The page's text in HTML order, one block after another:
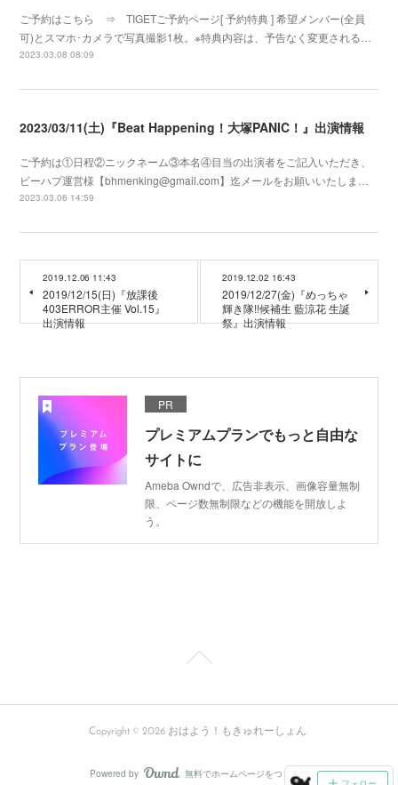
ご予約はこちら ⇒ TIGETご予約ページ[ 予約特典 ] 希望メンバー(全員
可)とスマホ･カメラで写真撮影1枚。※特典内容は、予告なく変更される…
2023.03.08 08:09
2023/03/11(土)『Beat Happening！大塚PANIC！』出演情報
ご予約は①日程②ニックネーム③本名④目当の出演者をご記入いただき、
ビーハプ運営様【bhmenking@gmail.com】迄メールをお願いいたしま…
2023.03.06 14:59
2019.12.06 11:43
2019/12/15(日)『放課後
403ERROR主催 Vol.15』
出演情報
2019.12.02 16:43
2019/12/27(金)『めっちゃ
輝き隊!!候補生 藍涼花 生誕
祭』出演情報
PR
プレミアムプランでもっと自由な
サイトに
Ameba Owndで、広告非表示、画像容量無制
限、ページ数無制限などの機能を開放しよ
う。
Copyright © 2026 おはよう！もきゅれーしょん.
Powered by AmebaOwnd
無料でホームページをつくろう